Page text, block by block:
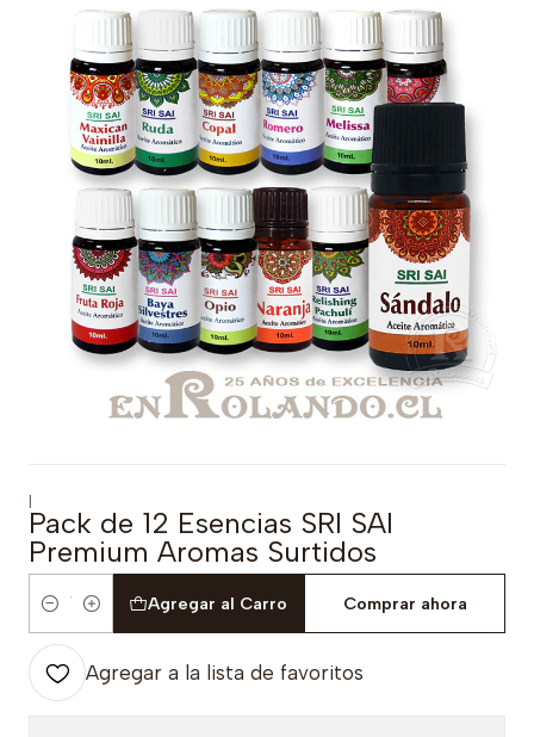
|
Pack de 12 Esencias SRI SAI
Premium Aromas Surtidos
Cantidad
Agregar al Carro Comprar ahora
Agregar a la lista de favoritos